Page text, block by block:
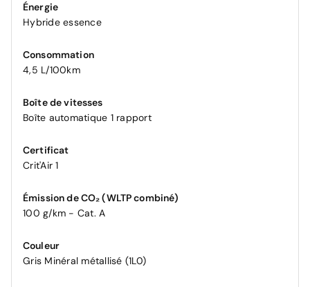
Énergie
Hybride essence
Consommation
4,5 L/100km
Boîte de vitesses
Boîte automatique 1 rapport
Certificat
Crit'Air 1
Émission de CO₂ (WLTP combiné)
100 g/km - Cat. A
Couleur
Gris Minéral métallisé (1L0)